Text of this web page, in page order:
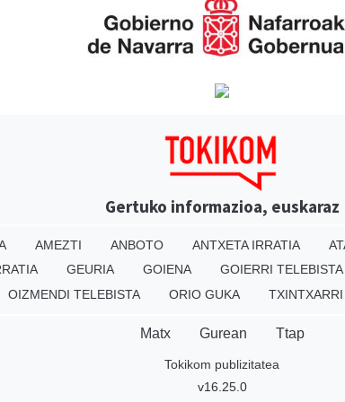
Gertuko informazioa, euskaraz
AMEZTI ANBOTO ANTXETA IRRATIA
GEURIA GOIENA GOIERRI TELEBISTA
OIZMENDI TELEBISTA ORIO GUKA TXINTXARRI
Matx Gurean Ttap
Tokikom publizitatea
v16.25.0